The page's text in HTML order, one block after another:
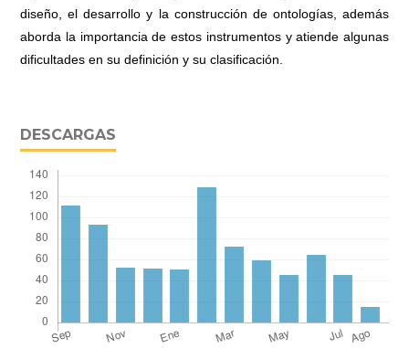
diseño, el desarrollo y la construcción de ontologías, además
aborda la importancia de estos instrumentos y atiende algunas
dificultades en su definición y su clasificación.
DESCARGAS